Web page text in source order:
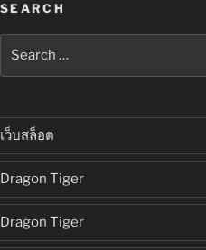
SEARCH
เว็บสล็อต
Dragon Tiger
Dragon Tiger